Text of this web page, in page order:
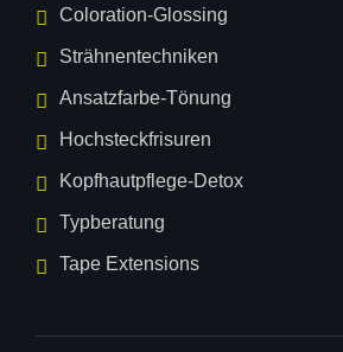
Coloration-Glossing
Strähnentechniken
Ansatzfarbe-Tönung
Hochsteckfrisuren
Kopfhautpflege-Detox
Typberatung
Tape Extensions